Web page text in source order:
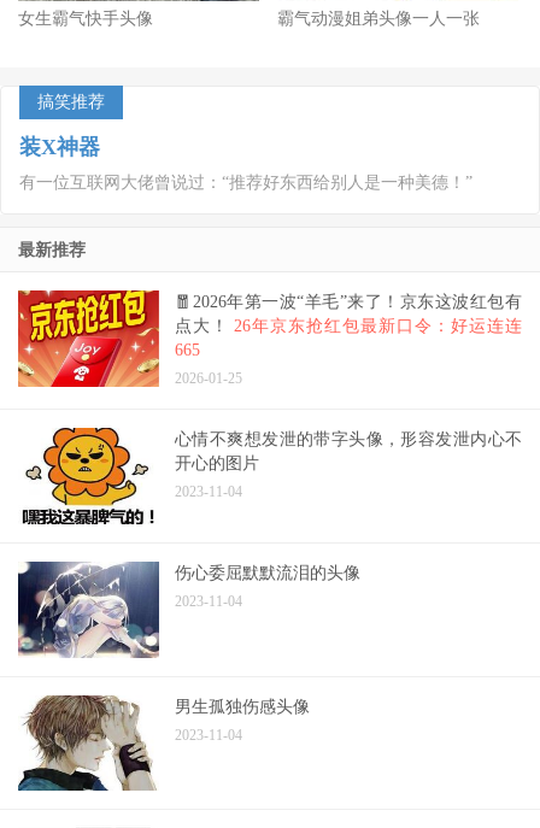
女生霸气快手头像 霸气动漫姐弟头像一人一张
搞笑推荐
装X神器
有一位互联网大佬曾说过：“推荐好东西给别人是一种美德！”
最新推荐
🧧2026年第一波“羊毛”来了！京东这波红包有
点大！ 26年京东抢红包最新口令：好运连连
665
2026-01-25
心情不爽想发泄的带字头像，形容发泄内心不
开心的图片
2023-11-04
伤心委屈默默流泪的头像
2023-11-04
男生孤独伤感头像
2023-11-04